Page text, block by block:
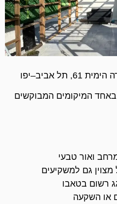
אביב–יפו
באחד המיקומים המבוקשים
ואור טבעי
גם למשקיעים
או השקעה